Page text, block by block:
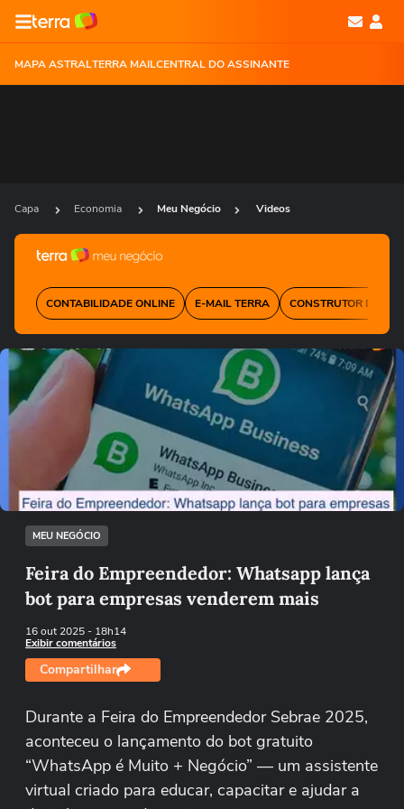
MAPA ASTRALTERRA MAILCENTRAL DO ASSINANTE
Capa Economia Meu Negócio Videos
CONTABILIDADE ONLINE E-MAIL TERRA CONSTRUTOR DE SITE
Ops!
Não foi possível reproduzir o vídeo
Tentar novamente
MEU NEGÓCIO
Feira do Empreendedor: Whatsapp lança
bot para empresas venderem mais
16 out 2025- 18h14
Exibir comentários
Compartilhar
Durante a Feira do Empreendedor Sebrae 2025,
aconteceu o lançamento do bot gratuito
“WhatsApp é Muito + Negócio” — um assistente
virtual criado para educar, capacitar e ajudar a